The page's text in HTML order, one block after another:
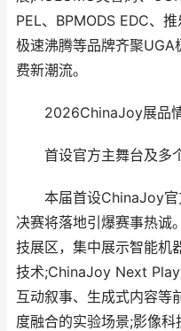
PEL、BPMODS EDC、
极速沸腾等品牌齐聚UGA
费新潮流。
2026ChinaJoy展品情
首设官方主舞台及多个
本届首设ChinaJoy官
决赛将落地引爆赛事热诚
技展区，集中展示智能机
技术;ChinaJoy Next Play
互动叙事、生成式内容等
度融合的实验场景;影像